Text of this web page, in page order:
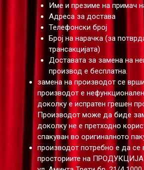
Име и презиме на примач
Адреса за достава
Телефонски број
Број на нарачка (за
трансакцијата)
Доставата за замена на
производ е бесплатна.
замена на производот се
производот е
доколку е испратен грешен
Производот може да биде
доколку не е претходно
спакуван во оригиналното
производот потребно е да се
просториите на